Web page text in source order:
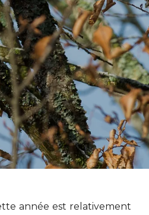
année est relativement